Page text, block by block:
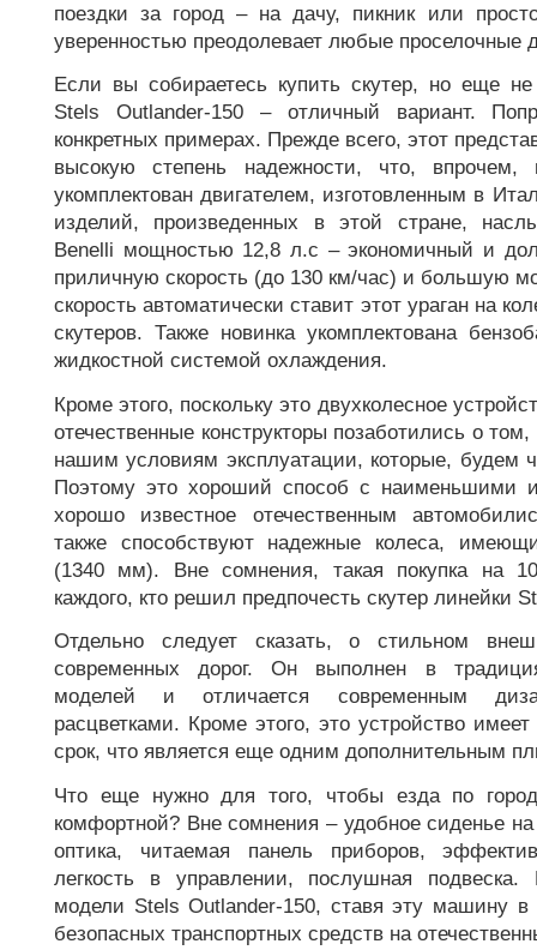
поездки за город – на дачу, пикник или
уверенностью преодолевает любые проселочные
Если вы собираетесь купить скутер, но еще
Stels Outlander-150 – отличный вариант.
конкретных примерах. Прежде всего, этот
высокую степень надежности, что, впрочем,
укомплектован двигателем, изготовленным в
изделий, произведенных в этой стране,
Benelli мощностью 12,8 л.с – экономичный и
приличную скорость (до 130 км/час) и большую
скорость автоматически ставит этот ураган на
скутеров. Также новинка укомплектована
жидкостной системой охлаждения.
Кроме этого, поскольку это двухколесное
отечественные конструкторы позаботились о
нашим условиям эксплуатации, которые, будем
Поэтому это хороший способ с наименьшими
хорошо известное отечественным
также способствуют надежные колеса,
(1340 мм). Вне сомнения, такая покупка на
каждого, кто решил предпочесть скутер линейки
Отдельно следует сказать, о стильном
современных дорог. Он выполнен в
моделей и отличается современным
расцветками. Кроме этого, это устройство
срок, что является еще одним дополнительным
Что еще нужно для того, чтобы езда по
комфортной? Вне сомнения – удобное сиденье на
оптика, читаемая панель приборов,
легкость в управлении, послушная
модели Stels Outlander-150, ставя эту машину
безопасных транспортных средств на